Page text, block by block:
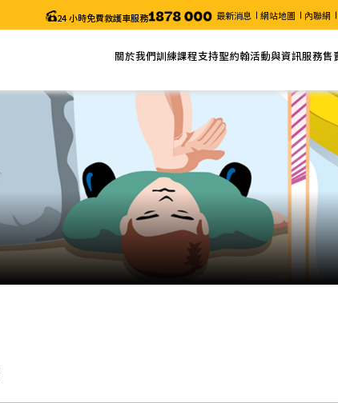
24 小時免費救護車服務 最新消息 網站地圖 內聯網
關於我們
主席的話
年度報告
職位空缺
訓練課程
課程列表
課程搜尋
課程時間表
颱風及暴雨安排/特別通知
更改考試日期 (「急救證書」課程)
電子表格
支持聖約翰
義工服務
活動與資訊
近期活動
聖約翰通訊
服務
申請急
售